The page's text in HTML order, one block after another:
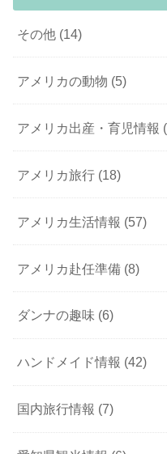
その他 (14)
アメリカの動物 (5)
アメリカ出産・育児情報
アメリカ旅行 (18)
アメリカ生活情報 (57)
アメリカ赴任準備 (8)
ダンナの趣味 (6)
ハンドメイド情報 (42)
国内旅行情報 (7)